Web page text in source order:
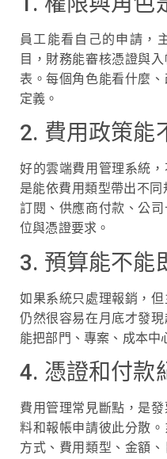
員工能看自己的申請，
目，財務能審核憑證與
表。每個角色能看什麼
定義。
2. 費用政策能
好的雲端費用管理系統
是能依費用類型帶出不
訂閱、供應商付款、公
位與憑證要求。
3. 預算能不能
如果系統只處理報銷，
仍然很容易在月底才發
能把部門、專案、成本中
4. 憑證和付款
費用管理常見斷點，是
料和報帳申請彼此分散
方式、費用類型、金額